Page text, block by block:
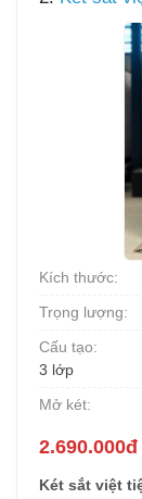
Kích thước:
Trọng lượng:
Cấu tạo:
3 lớp
Mở két:
2.690.000đ
Két sắt việt